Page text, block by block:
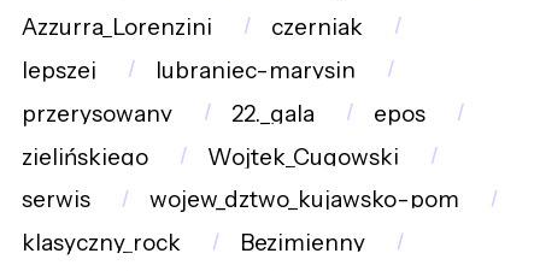
Azzurra_Lorenzini
czerniak
lepszej
lubraniec-marysin
przerysowany
22._gala
epos
zielińskiego
Wojtek_Cugowski
serwis
wojew_dztwo_kujawsko-pom
klasyczny_rock
Bezimienny